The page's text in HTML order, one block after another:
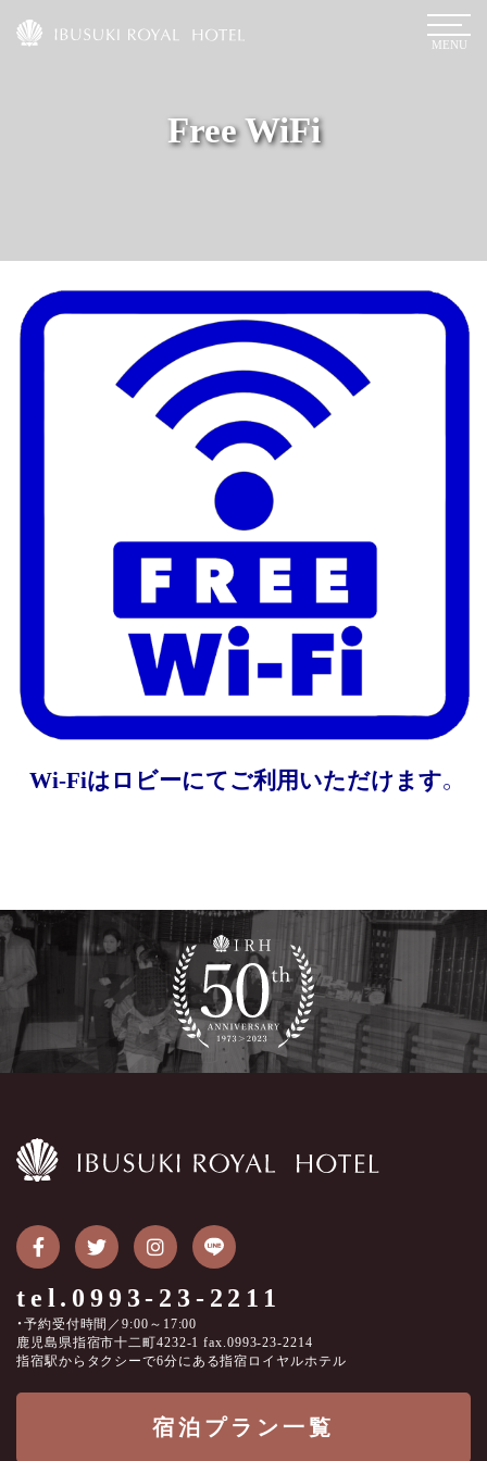
MENU
Free WiFi
Wi-Fiはロビーにてご利用いただけます。
tel.0993-23-2211
・予約受付時間／9:00～17:00
鹿児島県指宿市十二町4232-1 fax.0993-23-2214
指宿駅からタクシーで6分にある指宿ロイヤルホテル
宿泊プラン一覧